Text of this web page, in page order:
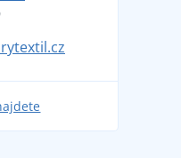
aneb připravte
léto